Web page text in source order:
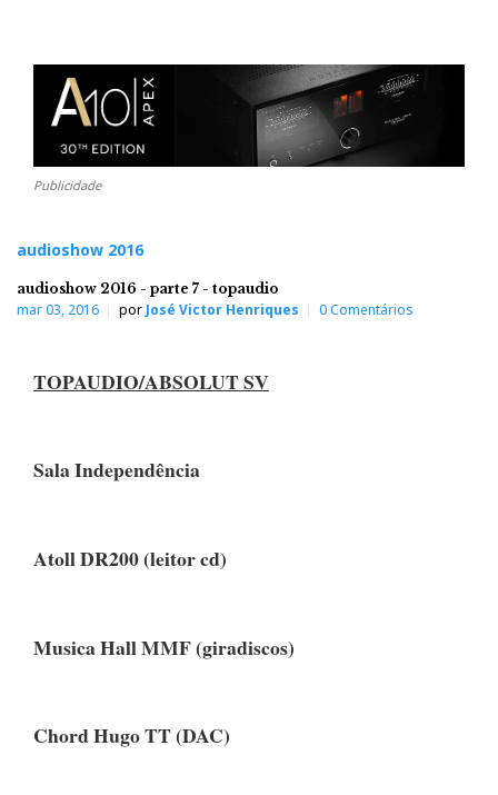
Publicidade
audioshow 2016
audioshow 2016 - parte 7 - topaudio
mar 03, 2016 por José Victor Henriques 0 Comentários
TOPAUDIO/ABSOLUT SV
Sala Independência
Atoll DR200 (leitor cd)
Musica Hall MMF (giradiscos)
Chord Hugo TT (DAC)